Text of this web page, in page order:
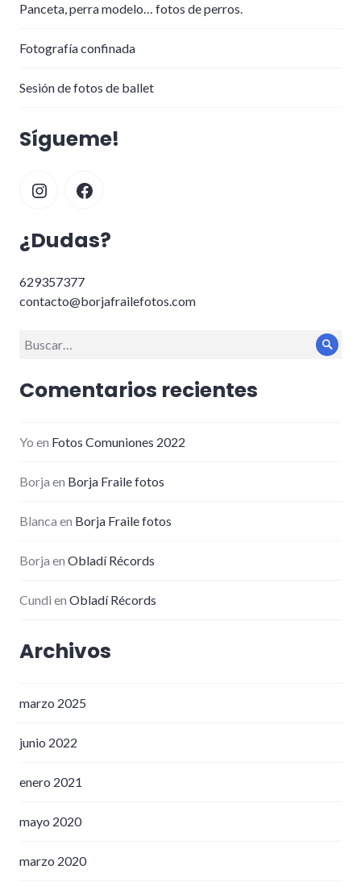
Panceta, perra modelo… fotos de perros.
Fotografía confinada
Sesión de fotos de ballet
Sígueme!
InstagramFacebook
¿Dudas?
629357377
contacto@borjafrailefotos.com
Buscar:
Comentarios recientes
Yo en Fotos Comuniones 2022
Borja en Borja Fraile fotos
Blanca en Borja Fraile fotos
Borja en Obladí Récords
Cundi en Obladí Récords
Archivos
marzo 2025
junio 2022
enero 2021
mayo 2020
marzo 2020